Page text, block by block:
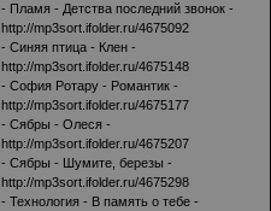
- Пламя - Детства последний звонок -
http://mp3sort.ifolder.ru/4675092
- Синяя птица - Клен -
http://mp3sort.ifolder.ru/4675148
- София Ротару - Романтик -
http://mp3sort.ifolder.ru/4675177
- Сябры - Олеся -
http://mp3sort.ifolder.ru/4675207
- Сябры - Шумите, березы -
http://mp3sort.ifolder.ru/4675298
- Технология - В память о тебе -